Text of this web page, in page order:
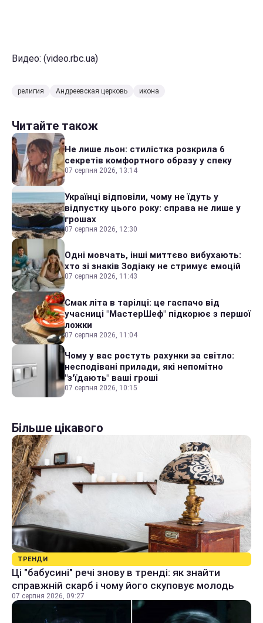
Видео: (video.rbc.ua)
религия Андреевская церковь икона
Читайте також
Не лише льон: стилістка розкрила 6
секретів комфортного образу у спеку
07 серпня 2026, 13:14
Українці відповіли, чому не їдуть у
відпустку цього року: справа не лише у
грошах
07 серпня 2026, 12:30
Одні мовчать, інші миттєво вибухають:
хто зі знаків Зодіаку не стримує емоцій
07 серпня 2026, 11:43
Смак літа в тарілці: це гаспачо від
учасниці "МастерШеф" підкорює з першої
ложки
07 серпня 2026, 11:04
Чому у вас ростуть рахунки за світло:
несподівані прилади, які непомітно
"з'їдають" ваші гроші
07 серпня 2026, 10:15
Більше цікавого
ТРЕНДИ
Ці "бабусині" речі знову в тренді: як знайти
справжній скарб і чому його скуповує молодь
07 серпня 2026, 09:27